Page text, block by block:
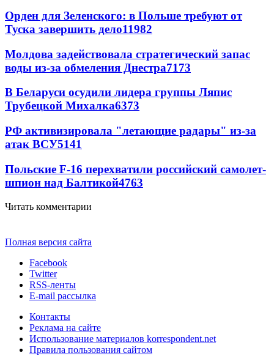
Орден для Зеленского: в Польше требуют от
Туска завершить дело11982
Молдова задействовала стратегический запас
воды из-за обмеления Днестра7173
В Беларуси осудили лидера группы Ляпис
Трубецкой Михалка6373
РФ активизировала "летающие радары" из-за
атак ВСУ5141
Польские F-16 перехватили российский самолет-
шпион над Балтикой4763
Читать комментарии
Полная версия сайта
Facebook
Twitter
RSS-ленты
E-mail рассылка
Контакты
Реклама на сайте
Использование материалов korrespondent.net
Правила пользования сайтом